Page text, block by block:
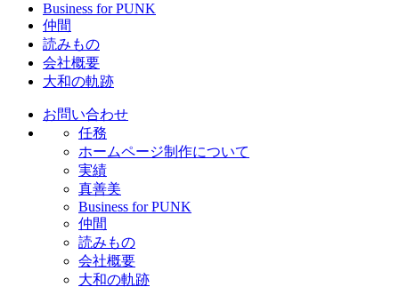
Business for PUNK
仲間
読みもの
会社概要
大和の軌跡
お問い合わせ
任務
ホームページ制作について
実績
真善美
Business for PUNK
仲間
読みもの
会社概要
大和の軌跡